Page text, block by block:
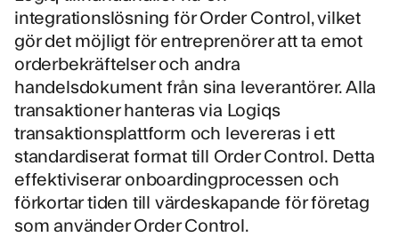
integrationslösning för Order Control, vilket
gör det möjligt för entreprenörer att ta emot
orderbekräftelser och andra
handelsdokument från sina leverantörer. Alla
transaktioner hanteras via Logiqs
transaktionsplattform och levereras i ett
standardiserat format till Order Control. Detta
effektiviserar onboardingprocessen och
förkortar tiden till värdeskapande för företag
som använder Order Control.